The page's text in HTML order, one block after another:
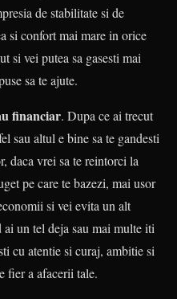
de stabilitate si de
si confort mai mare in orice
si vei putea sa gasesti mai
sa te ajute.
financiar. Dupa ce ai trecut
sau altul e bine sa te gandesti
daca vrei sa te reintorci la
pe care te bazezi, mai usor
si vei evita un alt
un tel deja sau mai multe iti
cu atentie si curaj, ambitie si
fier a afacerii tale.